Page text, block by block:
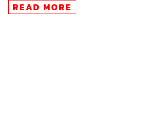
READ MORE